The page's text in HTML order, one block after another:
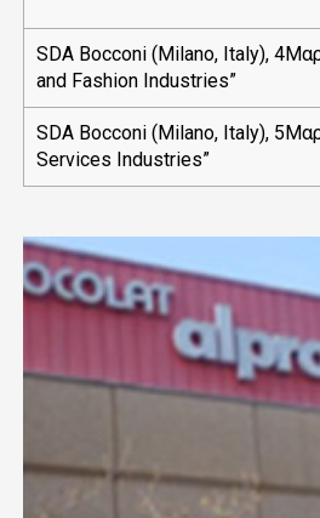
SDA Bocconi (Milano, Italy),
and Fashion Industries”
SDA Bocconi (Milano, Italy),
Services Industries”